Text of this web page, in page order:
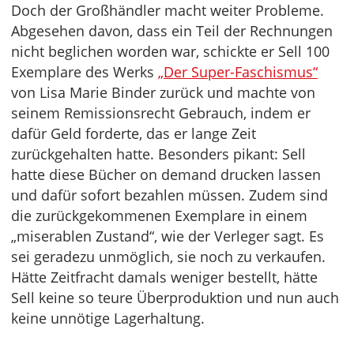
Doch der Großhändler macht weiter Probleme.
Abgesehen davon, dass ein Teil der Rechnungen
nicht beglichen worden war, schickte er Sell 100
Exemplare des Werks „Der Super-Faschismus“
von Lisa Marie Binder zurück und machte von
seinem Remissionsrecht Gebrauch, indem er
dafür Geld forderte, das er lange Zeit
zurückgehalten hatte. Besonders pikant: Sell
hatte diese Bücher on demand drucken lassen
und dafür sofort bezahlen müssen. Zudem sind
die zurückgekommenen Exemplare in einem
„miserablen Zustand“, wie der Verleger sagt. Es
sei geradezu unmöglich, sie noch zu verkaufen.
Hätte Zeitfracht damals weniger bestellt, hätte
Sell keine so teure Überproduktion und nun auch
keine unnötige Lagerhaltung.